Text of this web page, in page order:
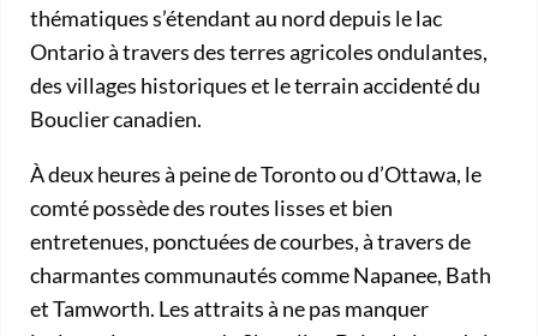
thématiques s’étendant au nord depuis le lac
Ontario à travers des terres agricoles ondulantes,
des villages historiques et le terrain accidenté du
Bouclier canadien.
À deux heures à peine de Toronto ou d’Ottawa, le
comté possède des routes lisses et bien
entretenues, ponctuées de courbes, à travers de
charmantes communautés comme Napanee, Bath
et Tamworth. Les attraits à ne pas manquer